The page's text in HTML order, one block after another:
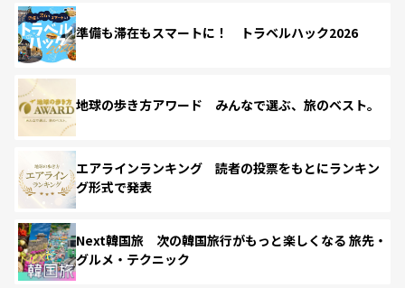
準備も滞在もスマートに！ トラベルハック2026
地球の歩き方アワード みんなで選ぶ、旅のベスト。
エアラインランキング 読者の投票をもとにランキン
グ形式で発表
Next韓国旅 次の韓国旅行がもっと楽しくなる 旅先・
グルメ・テクニック